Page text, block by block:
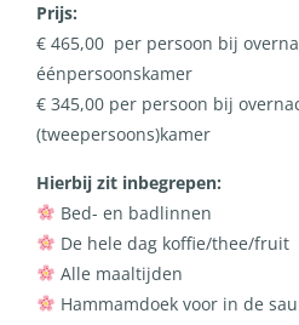
Prijs:
€ 465,00 per persoon bij
éénpersoonskamer
€ 345,00 per persoon bij
(tweepersoons)kamer
Hierbij zit inbegrepen:
Bed- en badlinnen
De hele dag koffie/thee/fruit
Alle maaltijden
Hammamdoek voor in de